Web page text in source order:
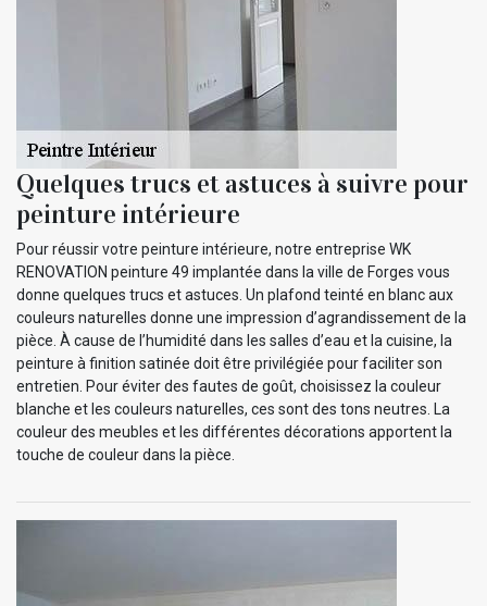
Quelques trucs et astuces à suivre pour
peinture intérieure
Pour réussir votre peinture intérieure, notre entreprise WK
RENOVATION peinture 49 implantée dans la ville de Forges vous
donne quelques trucs et astuces. Un plafond teinté en blanc aux
couleurs naturelles donne une impression d’agrandissement de la
pièce. À cause de l’humidité dans les salles d’eau et la cuisine, la
peinture à finition satinée doit être privilégiée pour faciliter son
entretien. Pour éviter des fautes de goût, choisissez la couleur
blanche et les couleurs naturelles, ces sont des tons neutres. La
couleur des meubles et les différentes décorations apportent la
touche de couleur dans la pièce.